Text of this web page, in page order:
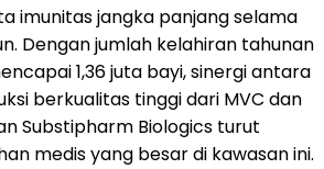
imunitas jangka panjang selama
Dengan jumlah kelahiran tahunan
1,36 juta bayi, sinergi antara
berkualitas tinggi dari MVC dan
Substipharm Biologics turut
medis yang besar di kawasan ini.